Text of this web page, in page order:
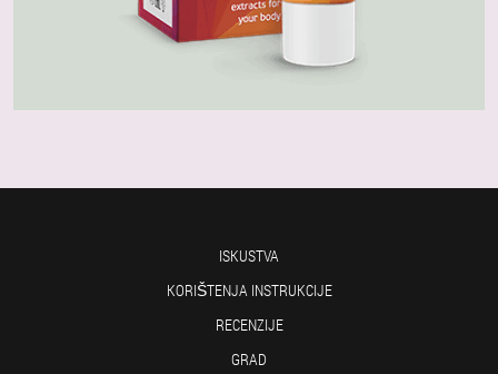
ISKUSTVA
KORIŠTENJA INSTRUKCIJE
RECENZIJE
GRAD